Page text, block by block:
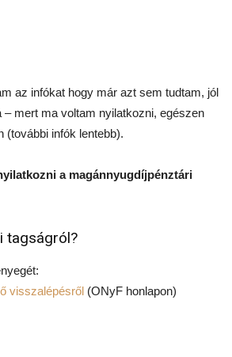
az infókat hogy már azt sem tudtam, jól
mert ma voltam nyilatkozni, egészen
(további infók lentebb).
a magánnyugdíjpénztári
tagságról?
visszalépésről (ONyF honlapon)